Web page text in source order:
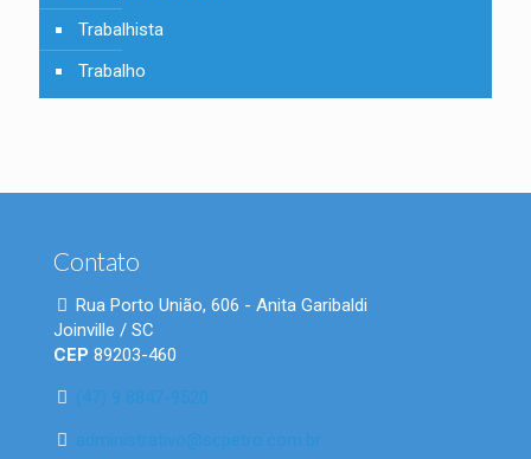
Trabalhista
Trabalho
Contato
Rua Porto União, 606 - Anita Garibaldi
Joinville / SC
CEP 89203-460
(47) 9 8847-9520
administrativo@scpetro.com.br